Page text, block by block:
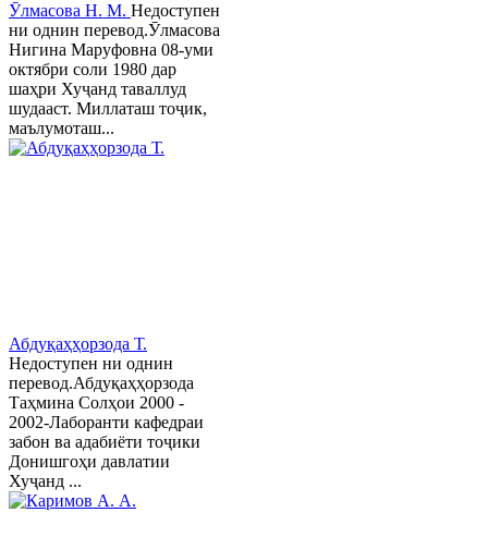
Ӯлмасова Н. М. Недоступен
ни однин перевод.Ӯлмасова
Нигина Маруфовна 08-уми
октябри соли 1980 дар
шаҳри Хуҷанд таваллуд
шудааст. Миллаташ тоҷик,
маълумоташ...
Абдуқаҳҳорзода Т.
Недоступен ни однин
перевод.Абдуқаҳҳорзода
Таҳмина Солҳои 2000 -
2002-Лаборанти кафедраи
забон ва адабиёти тоҷики
Донишгоҳи давлатии
Хуҷанд ...